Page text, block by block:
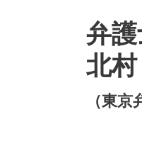
弁
北
（東京